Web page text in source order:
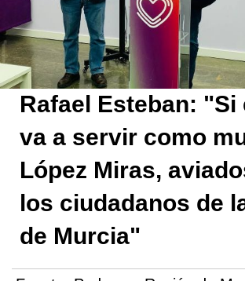
Rafael Esteban: "Si
va a servir como
López Miras,
los ciudadanos de
de Murcia"